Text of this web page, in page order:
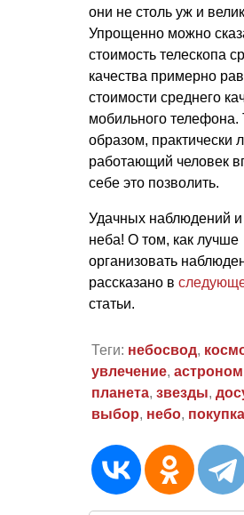
они не столь уж и
Упрощенно можно
стоимость телескопа
качества примерно
стоимости среднего
мобильного телефона.
образом, практически
работающий человек
себе это позволить.
Удачных наблюдений и
неба! О том, как лучше
организовать
рассказано в
статьи.
Теги: небосвод,
увлечение,
планета, звезды,
выбор, небо, покупка